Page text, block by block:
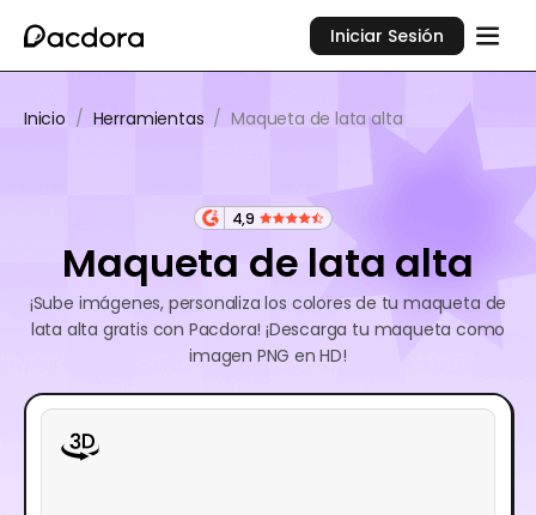
Iniciar Sesión
Inicio / Herramientas / Maqueta de lata alta
4,9
Maqueta de lata alta
¡Sube imágenes, personaliza los colores de tu maqueta de
lata alta gratis con Pacdora! ¡Descarga tu maqueta como
imagen PNG en HD!